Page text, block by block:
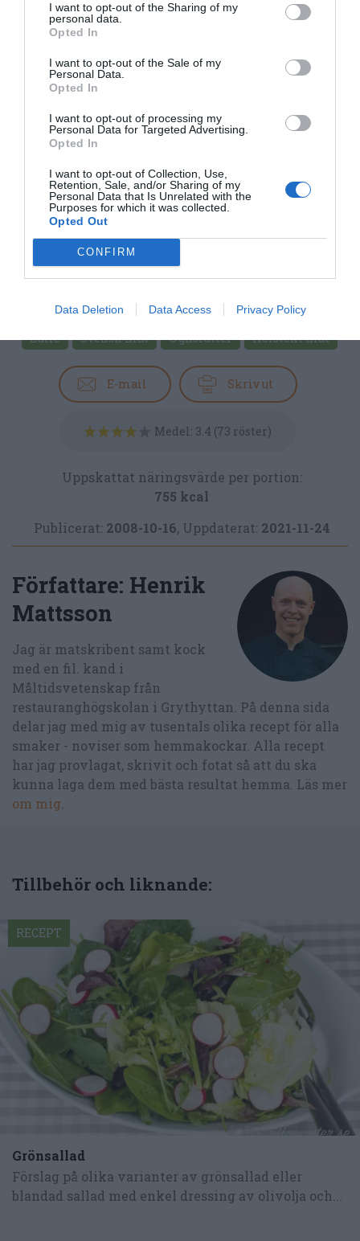
I want to opt-out of the Sharing of my
personal data.
Opted In
I want to opt-out of the Sale of my
Personal Data.
Opted In
I want to opt-out of processing my
Personal Data for Targeted Advertising.
Opted In
I want to opt-out of Collection, Use,
Retention, Sale, and/or Sharing of my
Personal Data that Is Unrelated with the
Purposes for which it was collected.
Opted Out
CONFIRM
Data Deletion Data Access Privacy Policy
Morötter
Grädde Ingefära Fest
Vardag
Buffé
Svensk mat Ugnsrätter Helstekt mat
E-mail Skriv ut
Medel: 3.4 (73 röster)
Uppskattat näringsvärde per portion:
755 kcal
Publicerat: 2008-10-16, Uppdaterat: 2021-11-24
Författare: Henrik
Mattsson
Jag är matskribent samt kock
med en fil. kand i
Måltidsvetenskap från
restauranghögskolan i Grythyttan. På denna sida
delar jag med mig av tusentals olika recept för alla
smaker - noviser som hemmakockar. Alla recept
har jag provlagat, skrivit och fotat så att du ska
kunna laga dem med bästa resultat hemma. Läs mer
om mig
Tillbehör och liknande:
Grönsallad
Förslag på olika varianter av grönsallad eller
blandad sallad med enkel dressing av olivolja och...
RECEPT